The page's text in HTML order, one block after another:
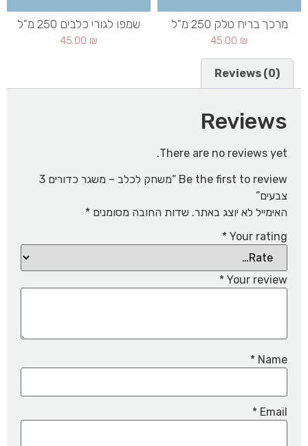
מרכך בריח טלק 250 מ"ל
45.00 ₪
שמפו לגורי כלבים 250 מ"ל
45.00 ₪
Reviews (0)
Reviews
There are no reviews yet.
Be the first to review “משחק לכלב – משגר כדורים 3
צבעים”
האימייל לא יוצג באתר. שדות החובה מסומנים *
Your rating
*
Your review
*
Name
*
Email
*